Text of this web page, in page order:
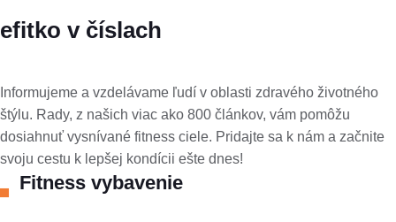
efitko v číslach
Informujeme a vzdelávame ľudí v oblasti zdravého životného
štýlu. Rady, z našich viac ako 800 článkov, vám pomôžu
dosiahnuť vysnívané fitness ciele. Pridajte sa k nám a začnite
svoju cestu k lepšej kondícii ešte dnes!
Fitness vybavenie